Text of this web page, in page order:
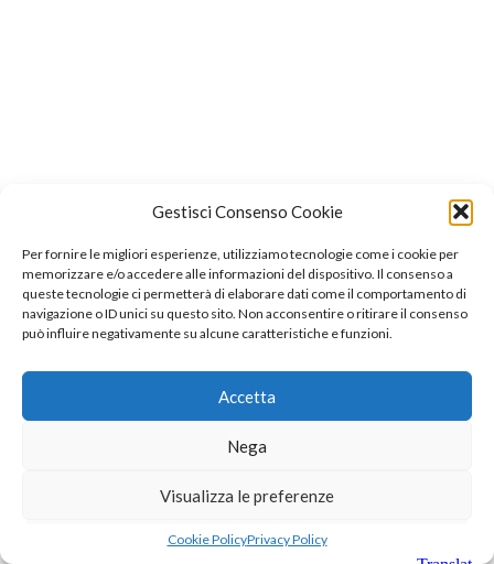
Gestisci Consenso Cookie
Per fornire le migliori esperienze, utilizziamo tecnologie come i cookie per
memorizzare e/o accedere alle informazioni del dispositivo. Il consenso a
queste tecnologie ci permetterà di elaborare dati come il comportamento di
navigazione o ID unici su questo sito. Non acconsentire o ritirare il consenso
può influire negativamente su alcune caratteristiche e funzioni.
Accetta
Nega
Visualizza le preferenze
Cookie PolicyPrivacy Policy